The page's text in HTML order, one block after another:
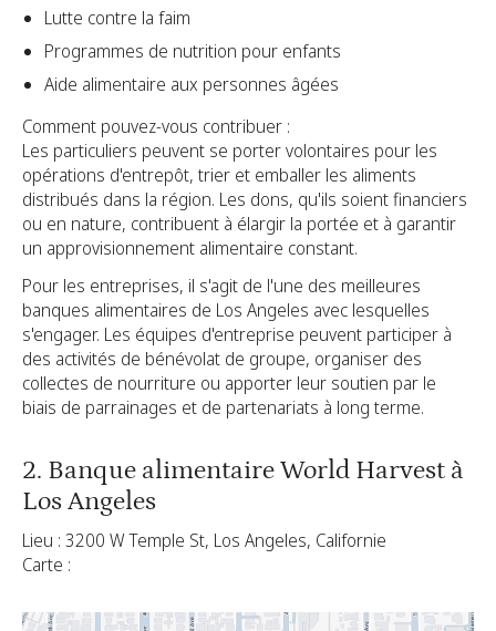
Lutte contre la faim
Programmes de nutrition pour enfants
Aide alimentaire aux personnes âgées
Comment pouvez-vous contribuer :
Les particuliers peuvent se porter volontaires pour les
opérations d'entrepôt, trier et emballer les aliments
distribués dans la région. Les dons, qu'ils soient financiers
ou en nature, contribuent à élargir la portée et à garantir
un approvisionnement alimentaire constant.
Pour les entreprises, il s'agit de l'une des meilleures
banques alimentaires de Los Angeles avec lesquelles
s'engager. Les équipes d'entreprise peuvent participer à
des activités de bénévolat de groupe, organiser des
collectes de nourriture ou apporter leur soutien par le
biais de parrainages et de partenariats à long terme.
2. Banque alimentaire World Harvest à
Los Angeles
Lieu : 3200 W Temple St, Los Angeles, Californie
Carte :